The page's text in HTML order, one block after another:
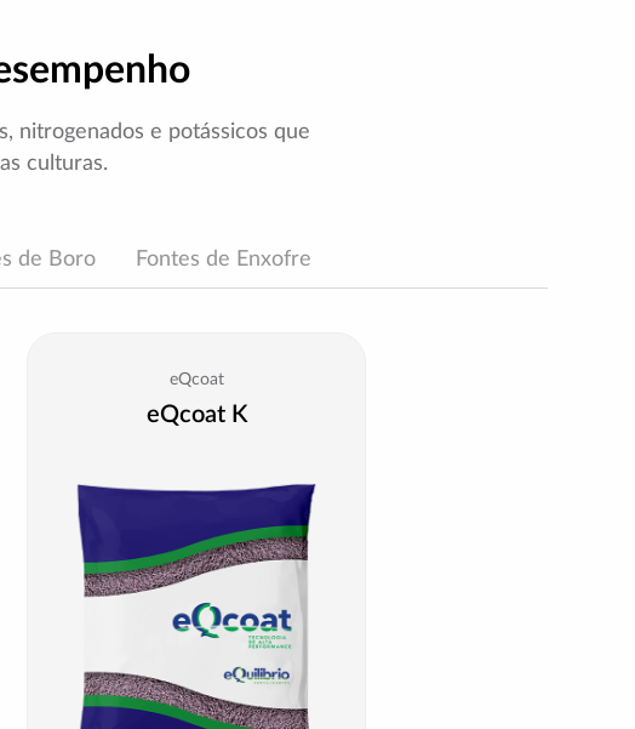
nitrogenados e potássicos que
culturas.
de Boro Fontes de Enxofre
eQcoat
eQcoat K